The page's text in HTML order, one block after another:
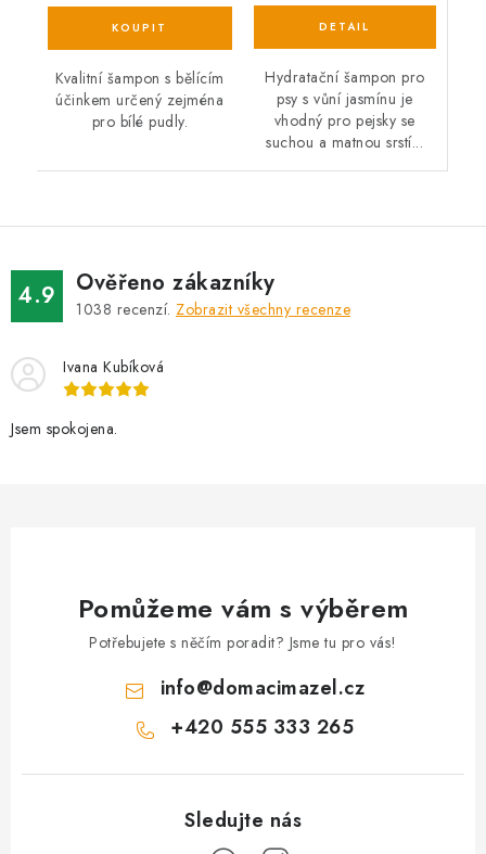
Kvalitní šampon s bělícím
účinkem určený zejména
pro bílé pudly.
Hydratační šampon pro
psy s vůní jasmínu je
vhodný pro pejsky se
suchou a matnou srstí...
4.9 Ověřeno zákazníky
1038 recenzí. Zobrazit všechny recenze
Ivana Kubíková
Jsem spokojena.
Pomůžeme vám s výběrem
Potřebujete s něčím poradit? Jsme tu pro vás!
info@domacimazel.cz
+420 555 333 265